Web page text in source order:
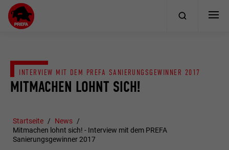
MITMACHEN LOHNT SICH!
INTERVIEW MIT DEM PREFA SANIERUNGSGEWINNER 2017
Startseite
News
Mitmachen lohnt sich! - Interview mit dem PREFA
Sanierungsgewinner 2017